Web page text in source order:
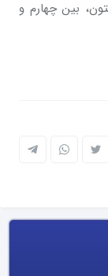
بین چهارم و